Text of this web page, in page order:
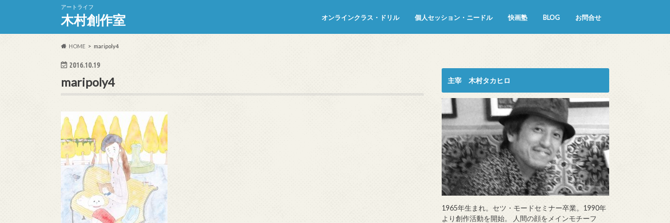
アートライフ
木村創作室 オンラインクラス・ドリル 個人セッション・ニードル 快画塾 BLOG お問合せ
HOME maripoly4
2016.10.19
maripoly4 主宰 木村タカヒロ
1965年生まれ。セツ・モードセミナー卒業。1990年
より創作活動を開始。 人間の顔をメインモチーフ